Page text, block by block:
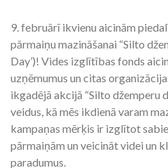
9. februārī ikvienu aicinām
pārmaiņu mazināšanai “Silto
Day’)! Vides izglītības fonds
uzņēmumus un citas
ikgadējā akcijā “Silto džemperu
veidus, kā mēs ikdienā varam
kampaņas mērķis ir izglītot
pārmaiņām un veicināt videi un
paradumus.